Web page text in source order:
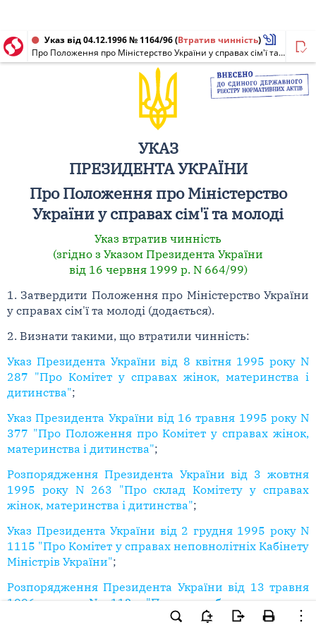
Указ від 04.12.1996 № 1164/96(Втратив чинність)
Про Положення про Міністерство України у справах сім'ї та молоді